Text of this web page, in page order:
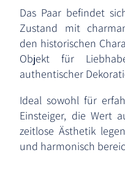
Das Paar befindet
Zustand mit
den historischen
Objekt für
authentischer
Ideal sowohl für
Einsteiger, die Wert
zeitlose Ästhetik
und harmonisch